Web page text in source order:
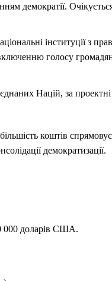
демократії.
інституції з прав
голосу
Націй, за проектні
коштів
демократизації.
000 доларів США.